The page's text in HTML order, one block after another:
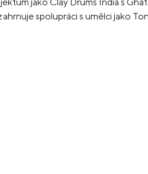
spolupráci s umělci jako